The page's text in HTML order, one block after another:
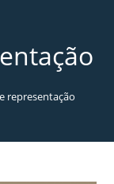
representação